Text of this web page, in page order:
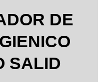
DE
SALID